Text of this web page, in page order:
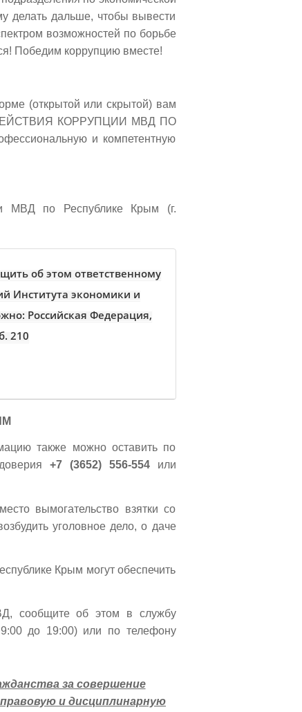
делать дальше, чтобы вывести
возможностей по борьбе
Победим коррупцию вместе!
(открытой или скрытой) вам
КОРРУПЦИИ МВД ПО
и компетентную
МВД по Республике Крым (г.
об этом ответственному
Института экономики и
Российская Федерация,
210
также можно оставить по
+7 (3652) 556-554или
вымогательство взятки со
уголовное дело, о даче
Крым могут обеспечить
сообщите об этом в службу
до 19:00) или по телефону
за совершение
и дисциплинарную